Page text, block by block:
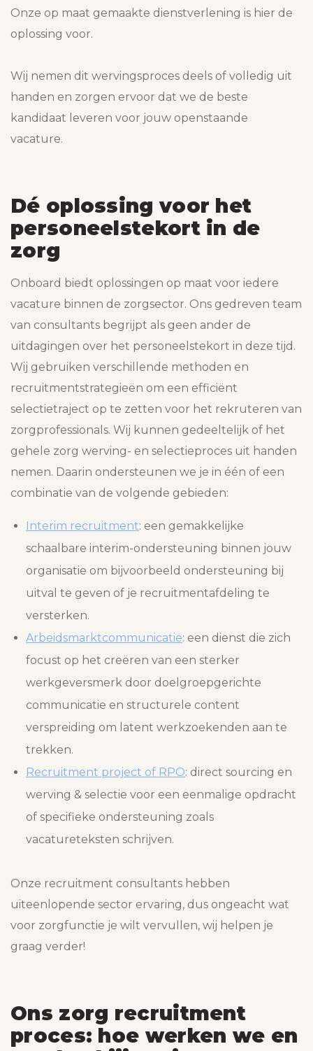
Onze op maat gemaakte dienstverlening is hier de
oplossing voor.
Wij nemen dit wervingsproces deels of volledig uit
handen en zorgen ervoor dat we de beste
kandidaat leveren voor jouw openstaande
vacature.
Dé oplossing voor het
personeelstekort in de
zorg
Onboard biedt oplossingen op maat voor iedere
vacature binnen de zorgsector. Ons gedreven team
van consultants begrijpt als geen ander de
uitdagingen over het personeelstekort in deze tijd.
Wij gebruiken verschillende methoden en
recruitmentstrategieën om een efficiënt
selectietraject op te zetten voor het rekruteren van
zorgprofessionals. Wij kunnen gedeeltelijk of het
gehele zorg werving- en selectieproces uit handen
nemen. Daarin ondersteunen we je in één of een
combinatie van de volgende gebieden:
Interim recruitment: een gemakkelijke
schaalbare interim-ondersteuning binnen jouw
organisatie om bijvoorbeeld ondersteuning bij
uitval te geven of je recruitmentafdeling te
versterken.
Arbeidsmarktcommunicatie: een dienst die zich
focust op het creëren van een sterker
werkgeversmerk door doelgroepgerichte
communicatie en structurele content
verspreiding om latent werkzoekenden aan te
trekken.
Recruitment project of RPO: direct sourcing en
werving & selectie voor een eenmalige opdracht
of specifieke ondersteuning zoals
vacatureteksten schrijven.
Onze recruitment consultants hebben
uiteenlopende sector ervaring, dus ongeacht wat
voor zorgfunctie je wilt vervullen, wij helpen je
graag verder!
Ons zorg recruitment
proces: hoe werken we en